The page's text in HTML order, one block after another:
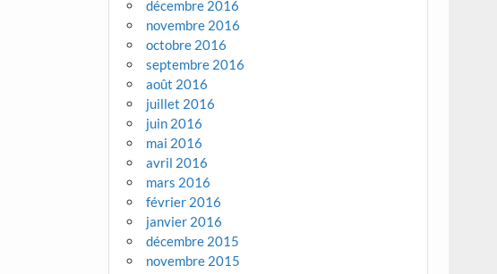
décembre 2016
novembre 2016
octobre 2016
septembre 2016
août 2016
juillet 2016
juin 2016
mai 2016
avril 2016
mars 2016
février 2016
janvier 2016
décembre 2015
novembre 2015